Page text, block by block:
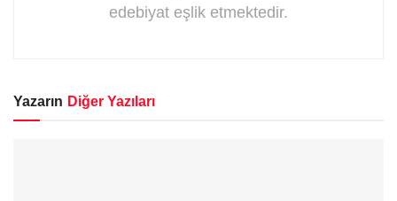
edebiyat eşlik etmektedir.
Yazarın Diğer Yazıları